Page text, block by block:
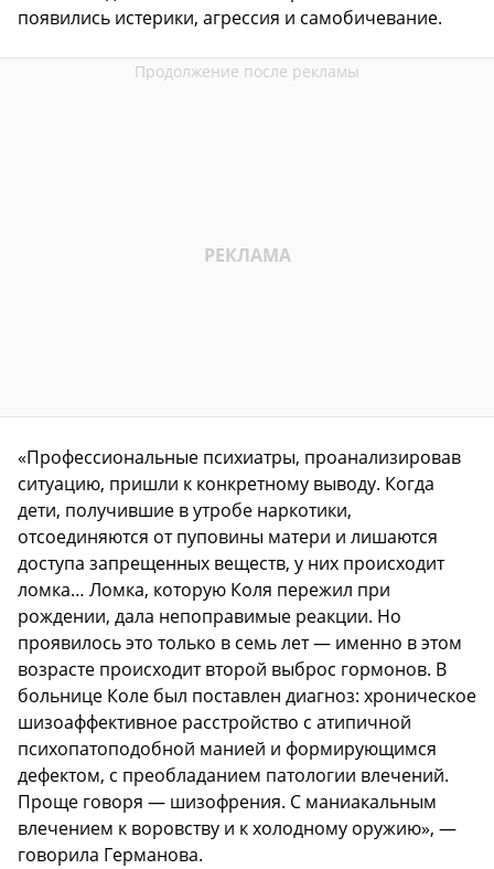
появились истерики, агрессия и самобичевание.
«Профессиональные психиатры, проанализировав
ситуацию, пришли к конкретному выводу. Когда
дети, получившие в утробе наркотики,
отсоединяются от пуповины матери и лишаются
доступа запрещенных веществ, у них происходит
ломка… Ломка, которую Коля пережил при
рождении, дала непоправимые реакции. Но
проявилось это только в семь лет — именно в этом
возрасте происходит второй выброс гормонов. В
больнице Коле был поставлен диагноз: хроническое
шизоаффективное расстройство с атипичной
психопатоподобной манией и формирующимся
дефектом, с преобладанием патологии влечений.
Проще говоря — шизофрения. С маниакальным
влечением к воровству и к холодному оружию», —
говорила Германова.